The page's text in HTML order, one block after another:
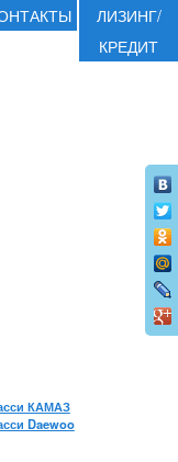
ЛИЗИНГ/
КРЕДИТ
КАМАЗ
Daewoo